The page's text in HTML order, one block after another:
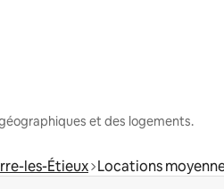
et des logements.
les-Étieux Locations